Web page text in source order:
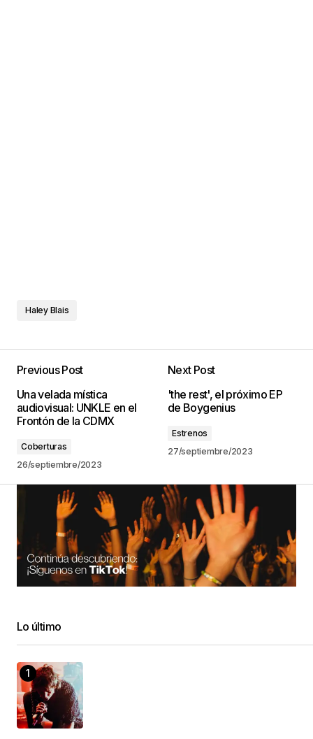
Haley Blais
Previous Post
Una velada mística
audiovisual: UNKLE en el
Frontón de la CDMX
Coberturas
26/septiembre/2023
Next Post
'the rest', el próximo EP
de Boygenius
Estrenos
27/septiembre/2023
Lo último